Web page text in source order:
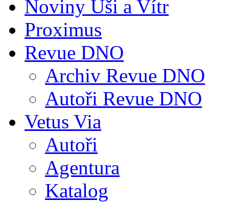
Noviny Uši a Vítr
Proximus
Revue DNO
Archiv Revue DNO
Autoři Revue DNO
Vetus Via
Autoři
Agentura
Katalog